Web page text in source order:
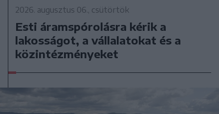
2026. augusztus 06., csütörtök
Esti áramspórolásra kérik a
lakosságot, a vállalatokat és a
közintézményeket